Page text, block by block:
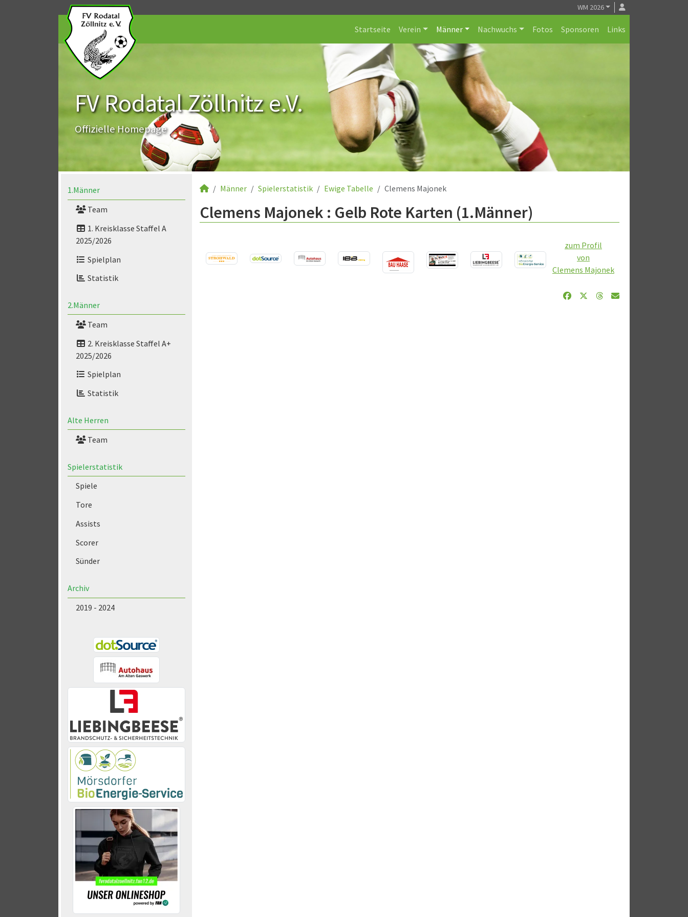
WM 2026
Startseite Verein Männer Nachwuchs Fotos Sponsoren Links
FV Rodatal Zöllnitz e.V.
Offizielle Homepage
1.Männer
Team
1. Kreisklasse Staffel A
2025/2026
Spielplan
Statistik
2.Männer
Team
2. Kreisklasse Staffel A+
2025/2026
Spielplan
Statistik
Alte Herren
Team
Spielerstatistik
Spiele
Tore
Assists
Scorer
Sünder
Archiv
2019 - 2024
Männer Spielerstatistik Ewige Tabelle Clemens Majonek
Clemens Majonek : Gelb Rote Karten (1.Männer)
zum Profil
von
Clemens Majonek